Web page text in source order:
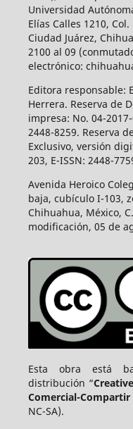
Universidad
Elías Calles 1210,
Ciudad Juárez,
2100 al 09
electrónico:
Editora responsable:
Herrera. Reserva de
impresa: No. 04-
2448-8259. Reserva
Exclusivo, versión
203, E-ISSN: 2448-
Avenida Heroico
baja, cubículo I-103,
Chihuahua, México,
modificación, 05 de
Esta obra está
distribución “
Comercial-
NC-SA).